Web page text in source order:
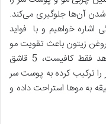
آن‌ها جلوگیری می‌کند.
اشاره خواهیم و با فواید
زیتون باعث تقویت مو
شده و رطوبت پوست سر را افزایش می‌دهد فقط کافیست، 5 قاشق
به همراه 2 قاشق شکر را ترکیب کرده به پوست سر
و به ساقه‌های مو ماساژ دهید. 15 دقیقه به موها استراحت داده و